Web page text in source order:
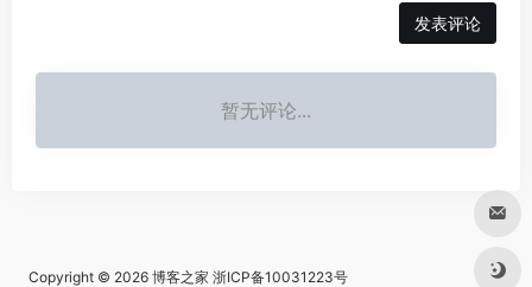
发表评论
暂无评论...
Copyright © 2026 博客之家 浙ICP备10031223号